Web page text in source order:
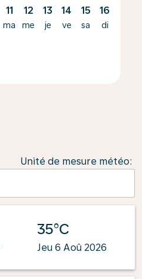
11
ma
12
me
13
je
14
ve
15
sa
16
di
Unité de mesure météo:
35°C
Jeu 6 Aoû 2026